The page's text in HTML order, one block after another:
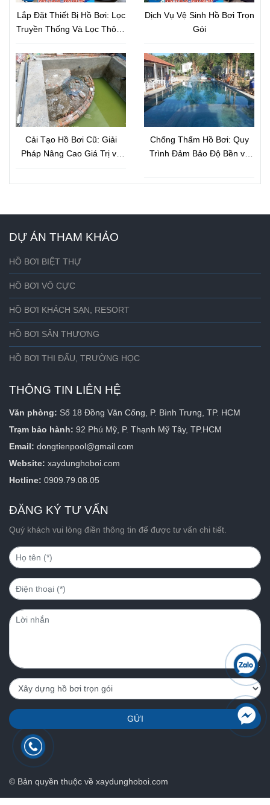
Lắp Đặt Thiết Bị Hồ Bơi: Lọc
Truyền Thống Và Lọc Thông
Dịch Vụ Vệ Sinh Hồ Bơi Trọn
Gói
Cải Tạo Hồ Bơi Cũ: Giải
Pháp Nâng Cao Giá Trị và
Chống Thấm Hồ Bơi: Quy
Trình Đảm Bảo Độ Bền và
DỰ ÁN THAM KHẢO
HỒ BƠI BIỆT THỰ
HỒ BƠI VÔ CỰC
HỒ BƠI KHÁCH SẠN, RESORT
HỒ BƠI SÂN THƯỢNG
HỒ BƠI THI ĐẤU, TRƯỜNG HỌC
THÔNG TIN LIÊN HỆ
Văn phòng: Số 18 Đồng Văn Cống, P. Bình Trưng, TP. HCM
Trạm bảo hành: 92 Phú Mỹ, P. Thạnh Mỹ Tây, TP.HCM
Email: dongtienpool@gmail.com
Website: xaydunghoboi.com
Hotline: 0909.79.08.05
ĐĂNG KÝ TƯ VẤN
Quý khách vui lòng điền thông tin để được tư vấn chi tiết.
GỬI
© Bản quyền thuộc về xaydunghoboi.com